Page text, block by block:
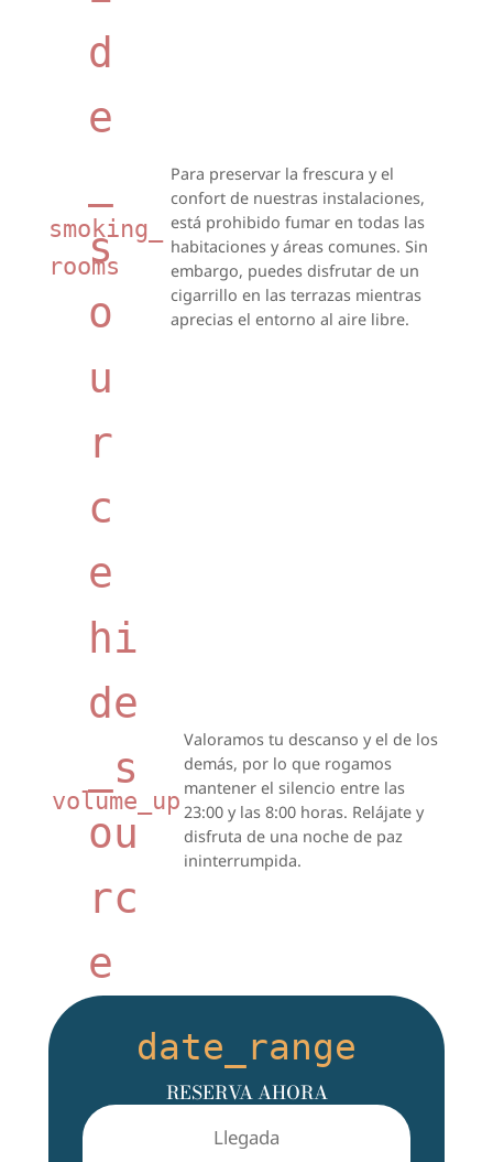
d
e
s
o
u
r
c
e
smoking_
rooms
Para preservar la frescura y el
confort de nuestras instalaciones,
está prohibido fumar en todas las
habitaciones y áreas comunes. Sin
embargo, puedes disfrutar de un
cigarrillo en las terrazas mientras
aprecias el entorno al aire libre.
hi
de
_s
ou
rc
e
volume_up
Valoramos tu descanso y el de los
demás, por lo que rogamos
mantener el silencio entre las
23:00 y las 8:00 horas. Relájate y
disfruta de una noche de paz
ininterrumpida.
date_range
RESERVA AHORA